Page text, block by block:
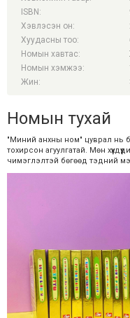
ISBN:
Хэвлэсэн он:
Хуудасны тоо:
Номын хавтас:
Номын хэмжээ:
Жин:
Номын тухай
"Миний анхны ном" цуврал нь
тохирсон агуулгатай. Мөн
чимэглэлтэй бөгөөд тэдний